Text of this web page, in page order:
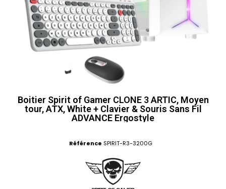
Boitier Spirit of Gamer CLONE 3 ARTIC, Moyen
tour, ATX, White + Clavier & Souris Sans Fil
ADVANCE Ergostyle
Référence SPIRIT-R3-3200G